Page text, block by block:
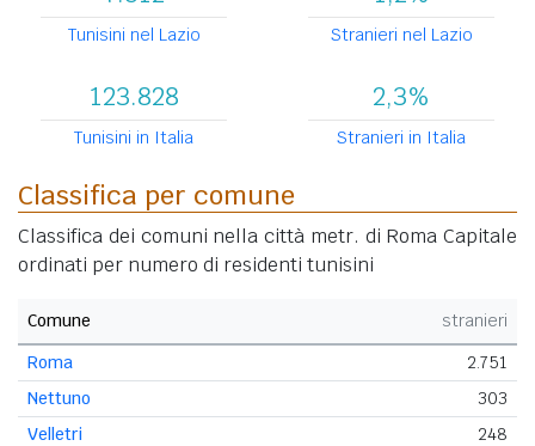
Tunisini nel Lazio Stranieri nel Lazio
123.828
Tunisini in Italia
2,3%
Stranieri in Italia
Classifica per comune
Classifica dei comuni nella città metr. di Roma Capitale
ordinati per numero di residenti tunisini
Comune
stranieri
Roma
2.751
Nettuno
303
Velletri
248